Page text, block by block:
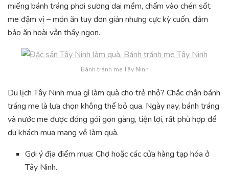
miếng bánh tráng phơi sương dai mềm, chấm vào chén sốt
me đậm vị – món ăn tuy đơn giản nhưng cực kỳ cuốn, đảm
bảo ăn hoài vẫn thấy ngon.
Bánh tránh me Tây Ninh
Du lịch Tây Ninh mua gì làm quà cho trẻ nhỏ? Chắc chắn bánh
tráng me là lựa chọn không thể bỏ qua. Ngày nay, bánh tráng
và nước me được đóng gói gọn gàng, tiện lợi, rất phù hợp để
du khách mua mang về làm quà.
Gợi ý địa điểm mua: Chợ hoặc các cửa hàng tạp hóa ở
Tây Ninh.